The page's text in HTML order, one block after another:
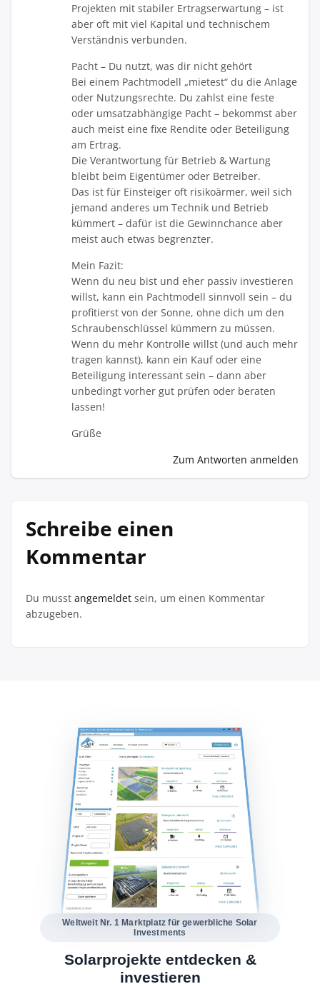
Projekten mit stabiler Ertragserwartung – ist
aber oft mit viel Kapital und technischem
Verständnis verbunden.
Pacht – Du nutzt, was dir nicht gehört
Bei einem Pachtmodell „mietest“ du die Anlage
oder Nutzungsrechte. Du zahlst eine feste
oder umsatzabhängige Pacht – bekommst aber
auch meist eine fixe Rendite oder Beteiligung
am Ertrag.
Die Verantwortung für Betrieb & Wartung
bleibt beim Eigentümer oder Betreiber.
Das ist für Einsteiger oft risikoärmer, weil sich
jemand anderes um Technik und Betrieb
kümmert – dafür ist die Gewinnchance aber
meist auch etwas begrenzter.
Mein Fazit:
Wenn du neu bist und eher passiv investieren
willst, kann ein Pachtmodell sinnvoll sein – du
profitierst von der Sonne, ohne dich um den
Schraubenschlüssel kümmern zu müssen.
Wenn du mehr Kontrolle willst (und auch mehr
tragen kannst), kann ein Kauf oder eine
Beteiligung interessant sein – dann aber
unbedingt vorher gut prüfen oder beraten
lassen!
Grüße
Zum Antworten anmelden
Schreibe einen
Kommentar
Du musst angemeldet sein, um einen Kommentar
abzugeben.